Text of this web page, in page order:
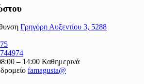
Γρηγόρη Αυξεντίου 3, 5288
– 14:00 Καθημερινά
famagusta@